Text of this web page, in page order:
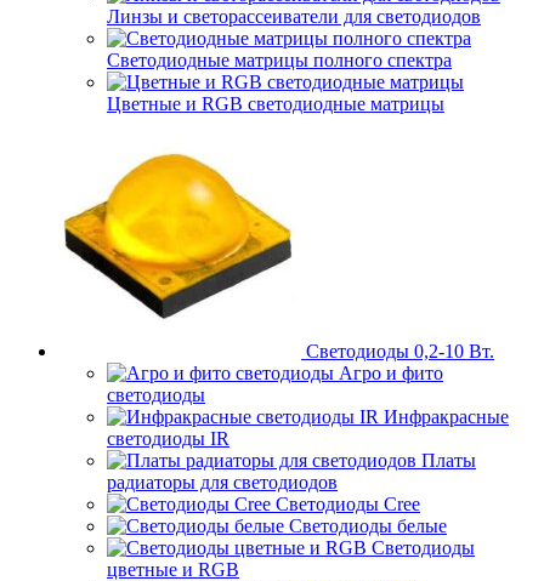
Линзы и светорассеиватели для светодиодов
Светодиодные матрицы полного спектра
Цветные и RGB светодиодные матрицы
Светодиоды 0,2-10 Вт.
Агро и фито
светодиоды
Инфракрасные
светодиоды IR
Платы
радиаторы для светодиодов
Светодиоды Cree
Светодиоды белые
Светодиоды
цветные и RGB